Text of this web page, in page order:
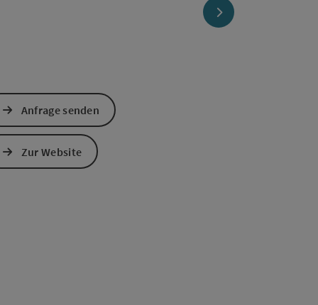
nächstes Element
Anfrage senden
Zur Website